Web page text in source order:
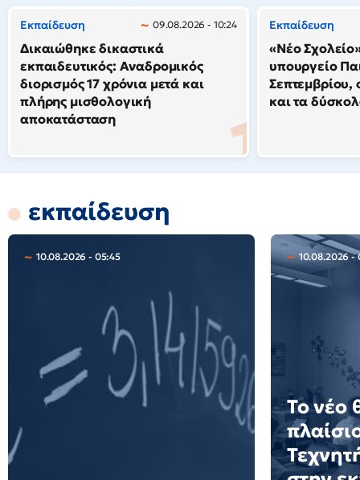
Εκπαίδευση 09.08.2026 - 10:24
Δικαιώθηκε δικαστικά
εκπαιδευτικός: Αναδρομικός
διορισμός 17 χρόνια μετά και
πλήρης μισθολογική
αποκατάσταση
Εκπαίδευση
«Νέο
υπουργείο
Σεπτεμβρίου,
και τα
εκπαίδευση
10.08.2026 - 05:45 10.08.2026 -
Το νέο